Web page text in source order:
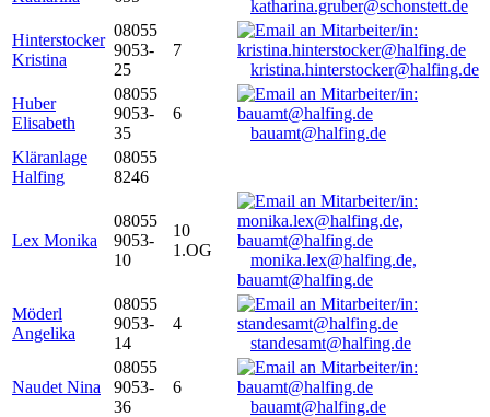
katharina.gruber@schonstett.de
Hinterstocker
Kristina
08055
9053-
25
7
kristina.hinterstocker@halfing.de
Huber
Elisabeth
08055
9053-
35
6
bauamt@halfing.de
Kläranlage
Halfing
08055
8246
Lex Monika
08055
9053-
10
10
1.OG
monika.lex@halfing.de,
bauamt@halfing.de
Möderl
Angelika
08055
9053-
14
4
standesamt@halfing.de
Naudet Nina
08055
9053-
36
6
bauamt@halfing.de